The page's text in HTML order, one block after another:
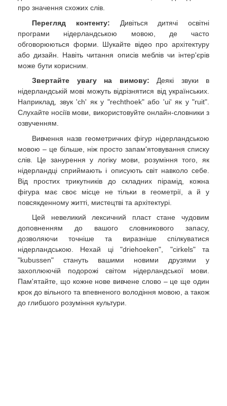
про значення схожих слів.
Перегляд контенту: Дивіться дитячі освітні
програми нідерландською мовою, де часто
обговорюються форми. Шукайте відео про архітектуру
або дизайн. Навіть читання описів меблів чи інтер'єрів
може бути корисним.
Звертайте увагу на вимову: Деякі звуки в
нідерландській мові можуть відрізнятися від українських.
Наприклад, звук 'ch' як у "rechthoek" або 'ui' як у "ruit".
Слухайте носіїв мови, використовуйте онлайн-словники з
озвученням.
Вивчення назв геометричних фігур нідерландською
мовою – це більше, ніж просто запам'ятовування списку
слів. Це занурення у логіку мови, розуміння того, як
нідерландці сприймають і описують світ навколо себе.
Від простих трикутників до складних пірамід, кожна
фігура має своє місце не тільки в геометрії, а й у
повсякденному житті, мистецтві та архітектурі.
Цей невеликий лексичний пласт стане чудовим
доповненням до вашого словникового запасу,
дозволяючи точніше та виразніше спілкуватися
нідерландською. Нехай ці "driehoeken", "cirkels" та
"kubussen" стануть вашими новими друзями у
захоплюючій подорожі світом нідерландської мови.
Пам'ятайте, що кожне нове вивчене слово – це ще один
крок до вільного та впевненого володіння мовою, а також
до глибшого розуміння культури.